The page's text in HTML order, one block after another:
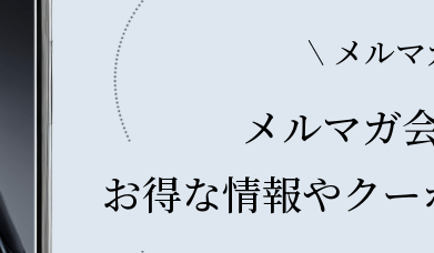
メル
メルマガ
お得な情報やク